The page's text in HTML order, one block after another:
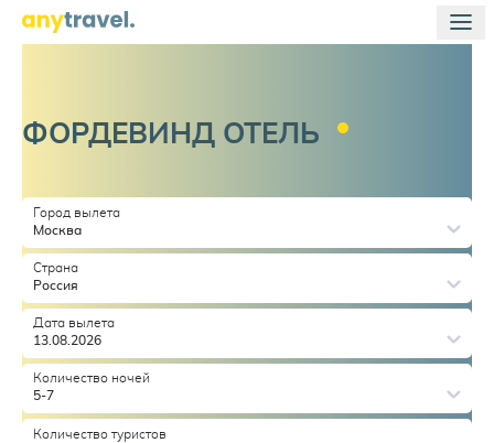
ФОРДЕВИНД ОТЕЛЬ
Город вылета
Москва
Страна
Россия
Дата вылета
13.08.2026
Количество ночей
5-7
Количество туристов